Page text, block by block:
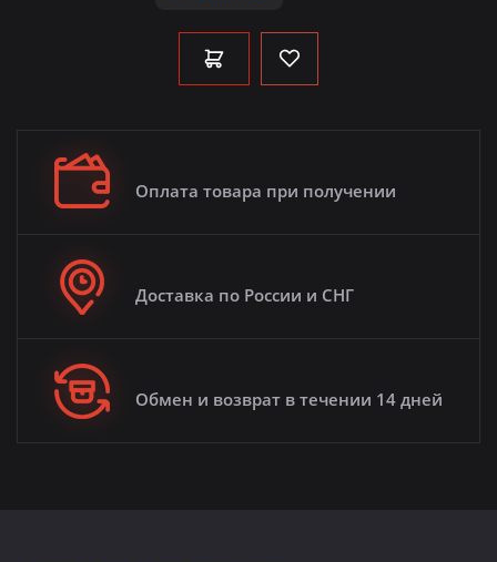
Оплата товара при получении
Доставка по России и СНГ
Обмен и возврат в течении 14 дней